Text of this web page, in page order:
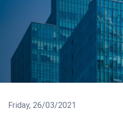
Friday, 26/03/2021